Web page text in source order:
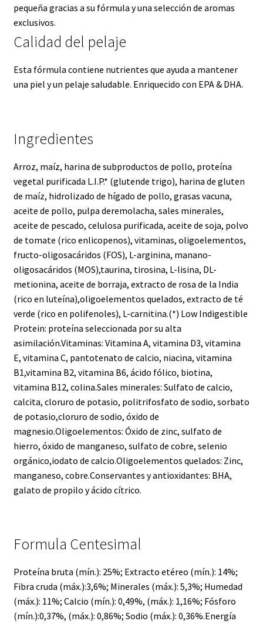
pequeña gracias a su fórmula y una selección de aromas
exclusivos.
Calidad del pelaje
Esta fórmula contiene nutrientes que ayuda a mantener
una piel y un pelaje saludable. Enriquecido con EPA & DHA.
Ingredientes
Arroz, maíz, harina de subproductos de pollo, proteína
vegetal purificada L.I.P.* (glutende trigo), harina de gluten
de maíz, hidrolizado de hígado de pollo, grasas vacuna,
aceite de pollo, pulpa deremolacha, sales minerales,
aceite de pescado, celulosa purificada, aceite de soja, polvo
de tomate (rico enlicopenos), vitaminas, oligoelementos,
fructo-oligosacáridos (FOS), L-arginina, manano-
oligosacáridos (MOS),taurina, tirosina, L-lisina, DL-
metionina, aceite de borraja, extracto de rosa de la India
(rico en luteína),oligoelementos quelados, extracto de té
verde (rico en polifenoles), L-carnitina.(*) Low Indigestible
Protein: proteína seleccionada por su alta
asimilación.Vitaminas: Vitamina A, vitamina D3, vitamina
E, vitamina C, pantotenato de calcio, niacina, vitamina
B1,vitamina B2, vitamina B6, ácido fólico, biotina,
vitamina B12, colina.Sales minerales: Sulfato de calcio,
calcita, cloruro de potasio, politrifosfato de sodio, sorbato
de potasio,cloruro de sodio, óxido de
magnesio.Oligoelementos: Óxido de zinc, sulfato de
hierro, óxido de manganeso, sulfato de cobre, selenio
orgánico,iodato de calcio.Oligoelementos quelados: Zinc,
manganeso, cobre.Conservantes y antioxidantes: BHA,
galato de propilo y ácido cítrico.
Formula Centesimal
Proteína bruta (mín.): 25%; Extracto etéreo (mín.): 14%;
Fibra cruda (máx.):3,6%; Minerales (máx.): 5,3%; Humedad
(máx.): 11%; Calcio (mín.): 0,49%, (máx.): 1,16%; Fósforo
(mín.):0,37%, (máx.): 0,86%; Sodio (máx.): 0,36%.Energía